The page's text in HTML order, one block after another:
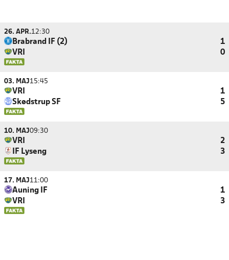
26. APR.12:30
Brabrand IF (2)
1
VRI
0
03. MAJ15:45
VRI
1
Skødstrup SF
5
10. MAJ09:30
VRI
2
IF Lyseng
3
17. MAJ11:00
Auning IF
1
VRI
3